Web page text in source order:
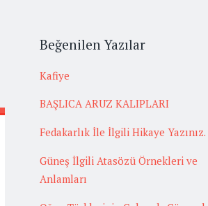
Beğenilen Yazılar
Kafiye
BAŞLICA ARUZ KALIPLARI
Fedakarlık İle İlgili Hikaye Yazınız.
Güneş İlgili Atasözü Örnekleri ve
Anlamları